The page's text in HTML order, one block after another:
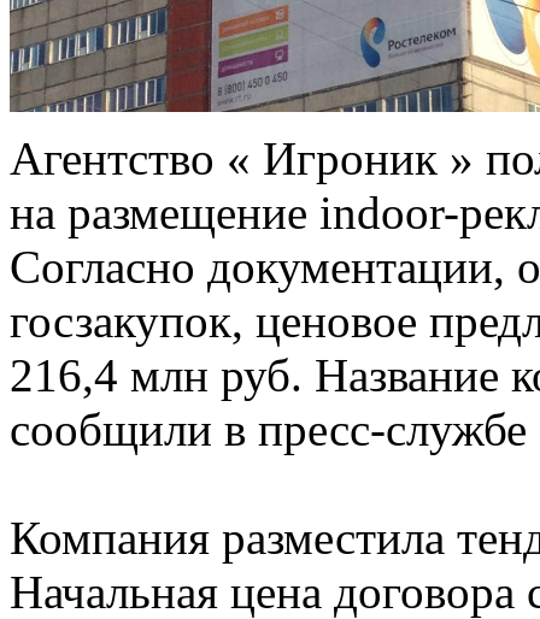
Агентство « Игроник »
на размещение indoor-
Согласно документации,
госзакупок, ценовое
216,4 млн руб. Название
сообщили в пресс-службе
Компания разместила
Начальная цена